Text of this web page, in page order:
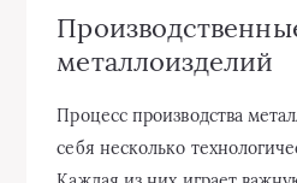
металлоизделий
Процесс производства
себя несколько